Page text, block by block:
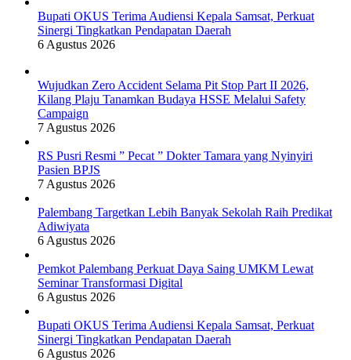
Bupati OKUS Terima Audiensi Kepala Samsat, Perkuat
Sinergi Tingkatkan Pendapatan Daerah
6 Agustus 2026
Wujudkan Zero Accident Selama Pit Stop Part II 2026,
Kilang Plaju Tanamkan Budaya HSSE Melalui Safety
Campaign
7 Agustus 2026
RS Pusri Resmi ” Pecat ” Dokter Tamara yang Nyinyiri
Pasien BPJS
7 Agustus 2026
Palembang Targetkan Lebih Banyak Sekolah Raih Predikat
Adiwiyata
6 Agustus 2026
Pemkot Palembang Perkuat Daya Saing UMKM Lewat
Seminar Transformasi Digital
6 Agustus 2026
Bupati OKUS Terima Audiensi Kepala Samsat, Perkuat
Sinergi Tingkatkan Pendapatan Daerah
6 Agustus 2026